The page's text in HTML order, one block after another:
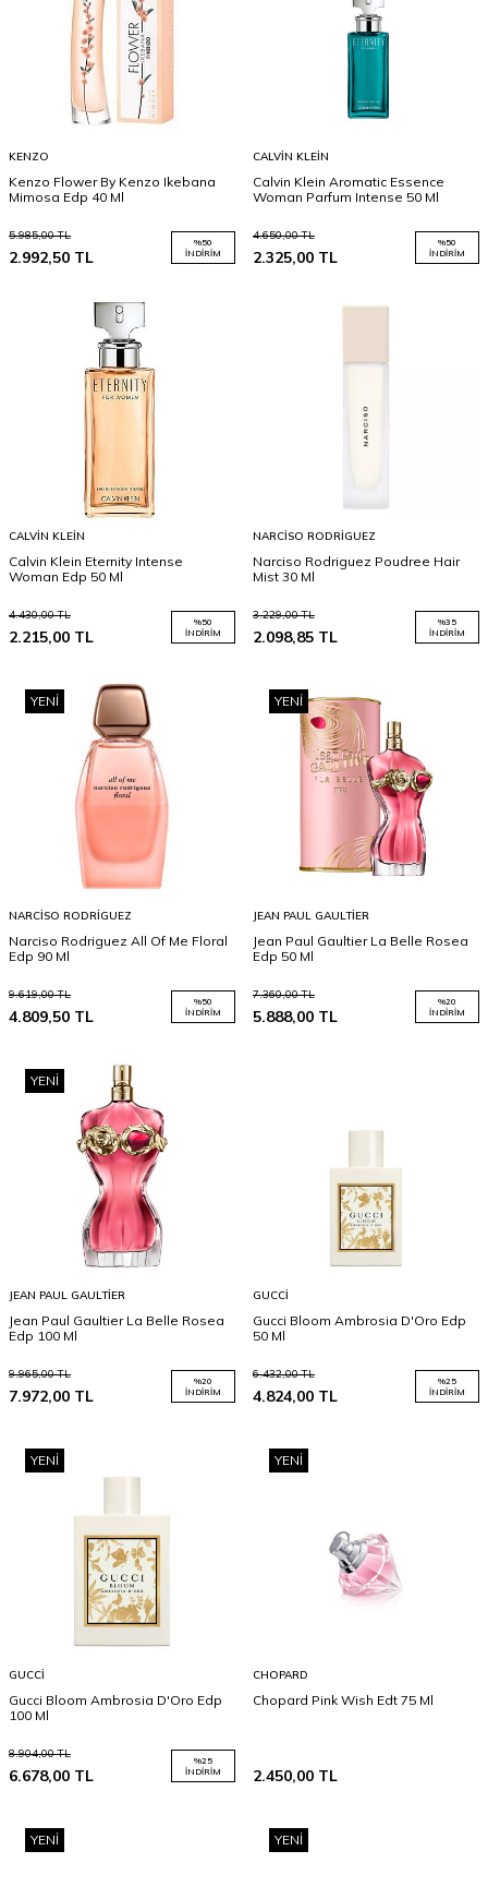
KENZO
Kenzo Flower By Kenzo Ikebana
Mimosa Edp 40 Ml
5.985,00TL
2.992,50 TL
%50
İNDIRIM
CALVIN KLEIN
Calvin Klein Aromatic Essence
Woman Parfum Intense 50 Ml
4.650,00TL
2.325,00 TL
%50
İNDIRIM
CALVIN KLEIN
Calvin Klein Eternity Intense
Woman Edp 50 Ml
4.430,00TL
2.215,00 TL
%50
İNDIRIM
NARCISO RODRIGUEZ
Narciso Rodriguez Poudree Hair
Mist 30 Ml
3.229,00TL
2.098,85 TL
%35
İNDIRIM
YENI
NARCISO RODRIGUEZ
Narciso Rodriguez All Of Me Floral
Edp 90 Ml
9.619,00TL
4.809,50 TL
%50
İNDIRIM
YENI
JEAN PAUL GAULTIER
Jean Paul Gaultier La Belle Rosea
Edp 50 Ml
7.360,00TL
5.888,00 TL
%20
İNDIRIM
YENI
JEAN PAUL GAULTIER
Jean Paul Gaultier La Belle Rosea
Edp 100 Ml
9.965,00TL
7.972,00 TL
%20
İNDIRIM
GUCCI
Gucci Bloom Ambrosia D'Oro Edp
50 Ml
6.432,00TL
4.824,00 TL
%25
İNDIRIM
YENI
GUCCI
Gucci Bloom Ambrosia D'Oro Edp
100 Ml
8.904,00TL
6.678,00 TL
%25
İNDIRIM
YENI
CHOPARD
Chopard Pink Wish Edt 75 Ml
2.450,00 TL
YENI YENI